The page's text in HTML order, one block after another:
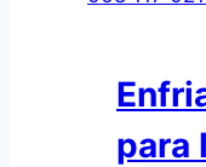
para